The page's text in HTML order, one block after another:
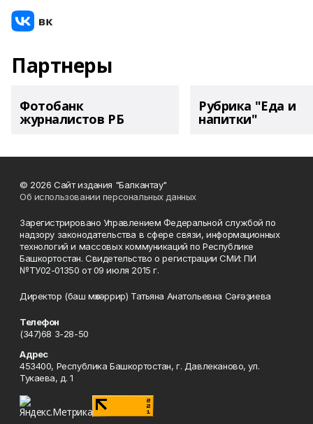
Партнеры
Фотобанк
журналистов РБ
Рубрика "Еда и
напитки"
© 2026 Сайт издания "Балкантау"
Об использовании персональных данных
Зарегистрировано Управлением Федеральной службой по
надзору законодательства в сфере связи, информационных
технологий и массовых коммуникаций по Республике
Башкортостан. Свидетельство о регистрации СМИ: ПИ
№ТУ02-01350 от 09 июля 2015 г.
Директор (баш мөхәррир) Татьяна Анатольевна Сәғәҙиева
Телефон
(347)68 3-28-50
Адрес
453400, Республика Башкортостан, г. Давлеканово, ул.
Тукаева, д. 1